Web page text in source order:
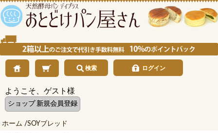
検索 ログイン
ようこそ、ゲスト様
ショップ 新規会員登録
ホーム /SOYブレッド